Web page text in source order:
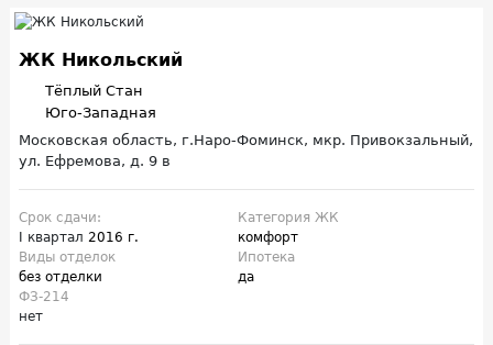
ЖК Никольский
Тёплый Стан
Юго-Западная
Московская область, г.Наро-Фоминск, мкр. Привокзальный,
ул. Ефремова, д. 9 в
Срок сдачи:
I квартал 2016 г.
Категория ЖК
комфорт
Виды отделок
без отделки
Ипотека
да
ФЗ-214
нет